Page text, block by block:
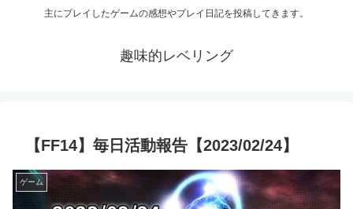
主にプレイしたゲームの感想やプレイ日記を投稿してきます。
趣味的レベリング
【FF14】毎日活動報告【2023/02/24】
ゲーム